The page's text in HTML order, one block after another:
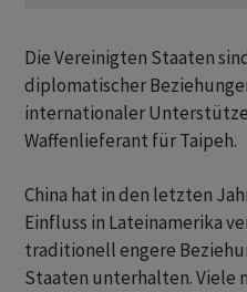
Die Vereinigten Staaten
diplomatischer
internationaler
Waffenlieferant für Taipeh.
China hat in den letzten
Einfluss in Lateinamerika
traditionell engere
Staaten unterhalten. Viele